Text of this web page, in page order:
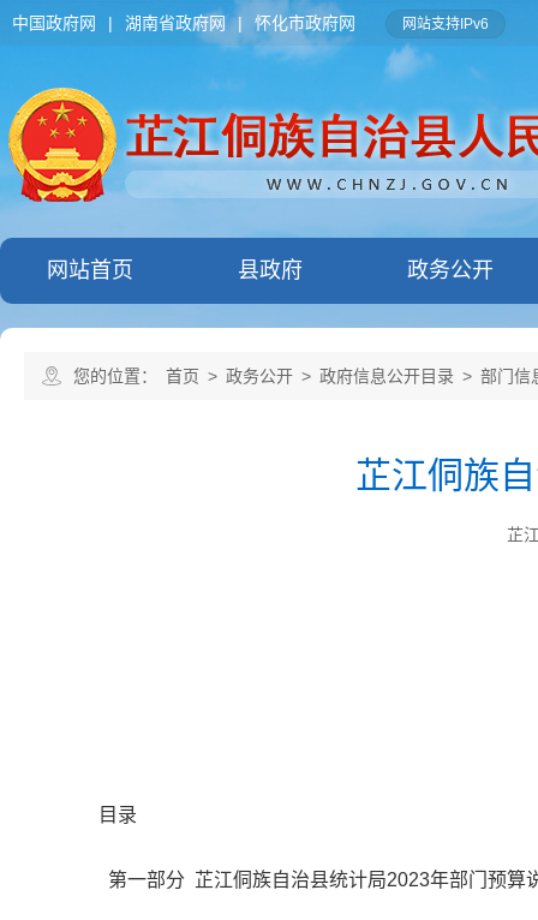
中国政府网 | 湖南省政府网 | 怀化市政府网 网站支持IPv6
网站首页 县政府 政务公开
您的位置： 首页 > 政务公开 > 政府信息公开目录 > 部门信
芷江侗族
芷
目录
第一部分 芷江侗族自治县统计局2023年部门预算